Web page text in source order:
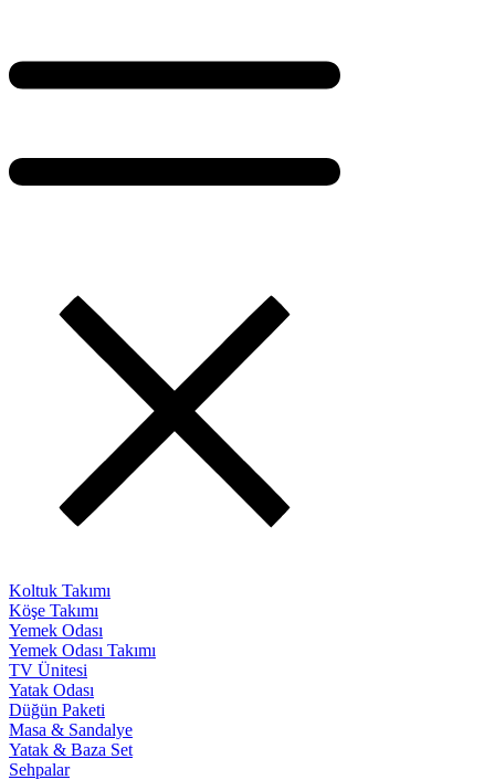
Koltuk Takımı
Köşe Takımı
Yemek Odası
Yemek Odası Takımı
TV Ünitesi
Yatak Odası
Düğün Paketi
Masa & Sandalye
Yatak & Baza Set
Sehpalar